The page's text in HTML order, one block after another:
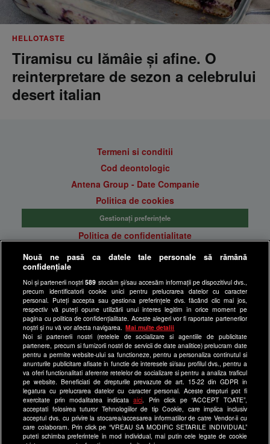
HELLOTASTE
Tiramisu cu lămâie și afine. O
reinterpretare de sezon a celebrului
desert italian
Termeni si conditii
Cod deontologic
Antena Group - Date Companie
Politica de cookies
Gestionați preferințele
Politica de confidentialitate
Anunturi gratuite pe Lajumate.ro
Program Happy Channel
Echipa editorială
Site-uri Antena Group
a1.ro
antenastars.ro
as.ro
catine.ro
chefi.ro
deparinti.ro
medicool.ro
Nouă ne pasă ca datele tale personale să rămână
confidențiale
Noi și partenerii noștri589 stocăm și/sau accesăm informații pe dispozitivul dvs.,
precum identificatorii cookie unici pentru prelucrarea datelor cu caracter
personal. Puteți accepta sau gestiona preferințele dvs. făcând clic mai jos,
respectiv vă puteți opune utilizării unui interes legitim în orice moment pe
pagina cu politica de confidențialitate. Aceste alegeri vor fi raportate partenerilor
noștri și nu vă vor afecta navigarea.
Mai multe detalii
Noi si partenerii nostri (retelele de socializare si agentiile de publicitate
partenere, precum si furnizorii nostri de servicii de date analitice) prelucram date
pentru a permite website-ului sa functioneze, pentru a personaliza continutul si
anunturile publicitare afisate in functie de interesele si/sau profilul dvs., pentru a
va oferi functionalitati aferente retelelor de socializare si pentru a analiza traficul
pe website. Beneficiati de drepturile prevazute de art. 15-22 din GDPR in
legatura cu prelucrarea datelor cu caracter personal. Aceste drepturi pot fi
exercitate prin modalitatea indicataaici . Prin click pe “ACCEPT TOATE”,
acceptati folosirea tuturor Tehnologiilor de tip Cookie, care implica inclusiv
acceptul dvs. cu privire la stocarea/accesarea informatiilor de catre Vendor-ii cu
care colaboram. Prin click pe “VREAU SA MODIFIC SETARILE INDIVIDUAL”
puteti schimba preferintele in mod individual, mai putin cele legate de cookie